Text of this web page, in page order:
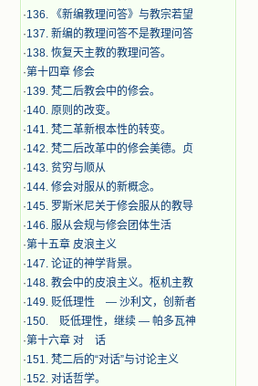
·136. 《新编教理问答》与教宗若望
·137. 新编的教理问答不是教理问答
·138. 恢复天主教的教理问答。
·第十四章 修会
·139. 梵二后教会中的修会。
·140. 原则的改变。
·141. 梵二革新根本性的转变。
·142. 梵二后改革中的修会美德。贞
·143. 贫穷与顺从
·144. 修会对服从的新概念。
·145. 罗斯米尼关于修会服从的教导
·146. 服从会规与修会团体生活
·第十五章 皮浪主义
·147. 论证的神学背景。
·148. 教会中的皮浪主义。枢机主教
·149. 贬低理性 — 沙利文，创新者
·150. 贬低理性，继续 — 帕多瓦神
·第十六章 对 话
·151. 梵二后的“对话”与讨论主义
·152. 对话哲学。